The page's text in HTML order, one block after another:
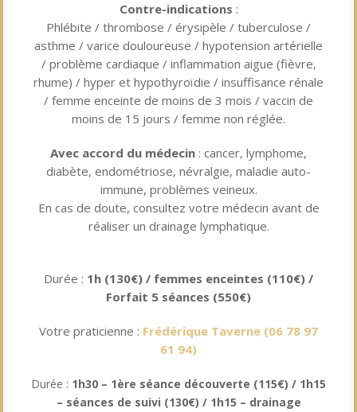
Contre-indications :
Phlébite / thrombose / érysipèle / tuberculose /
asthme / varice douloureuse / hypotension artérielle
/ problème cardiaque / inflammation aigue (fièvre,
rhume) / hyper et hypothyroïdie / insuffisance rénale
/ femme enceinte de moins de 3 mois / vaccin de
moins de 15 jours / femme non réglée.
Avec accord du médecin : cancer, lymphome,
diabète, endométriose, névralgie, maladie auto-
immune, problèmes veineux.
En cas de doute, consultez votre médecin avant de
réaliser un drainage lymphatique.
Durée : 1h (130€) / femmes enceintes (110€) /
Forfait 5 séances (550€)
Votre praticienne : Frédérique Taverne (06 78 97
61 94)
Durée : 1h30 – 1ère séance découverte (115€) / 1h15
– séances de suivi (130€) / 1h15 – drainage